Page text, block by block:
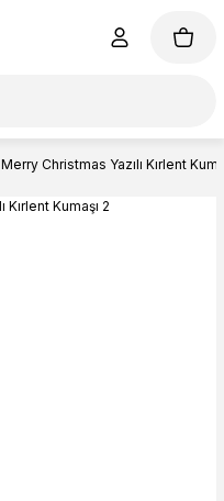
Merry Christmas Yazılı Kırlent